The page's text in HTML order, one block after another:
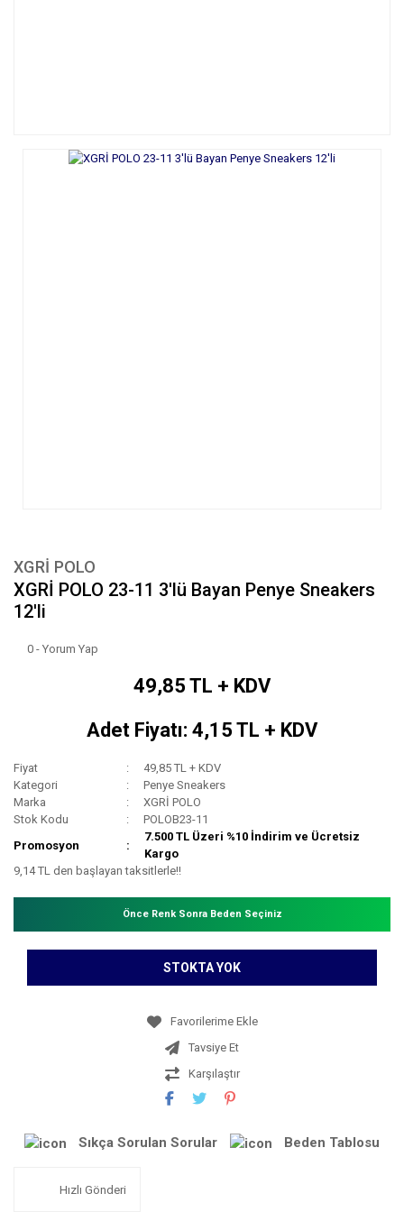
XGRİ POLO
XGRİ POLO 23-11 3'lü Bayan Penye Sneakers
12'li
0 - Yorum Yap
49,85 TL + KDV
Adet Fiyatı: 4,15 TL + KDV
Fiyat
49,85 TL + KDV
Kategori
Penye Sneakers
Marka
XGRİ POLO
Stok Kodu
POLOB23-11
Promosyon
7.500 TL Üzeri %10 İndirim ve Ücretsiz
Kargo
9,14 TL den başlayan taksitlerle!!
Önce Renk Sonra Beden Seçiniz
STOKTA YOK
Tavsiye Et
Karşılaştır
Sıkça Sorulan Sorular Beden Tablosu
Hızlı Gönderi